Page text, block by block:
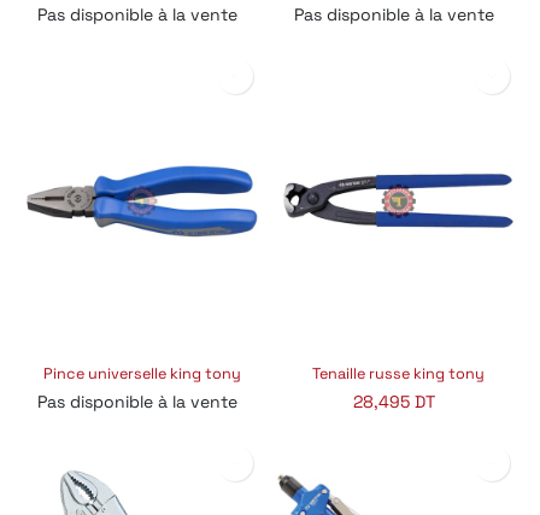
Pas disponible à la vente Pas disponible à la vente
Pince universelle king tony
Pas disponible à la vente
Tenaille russe king tony
28,495DT